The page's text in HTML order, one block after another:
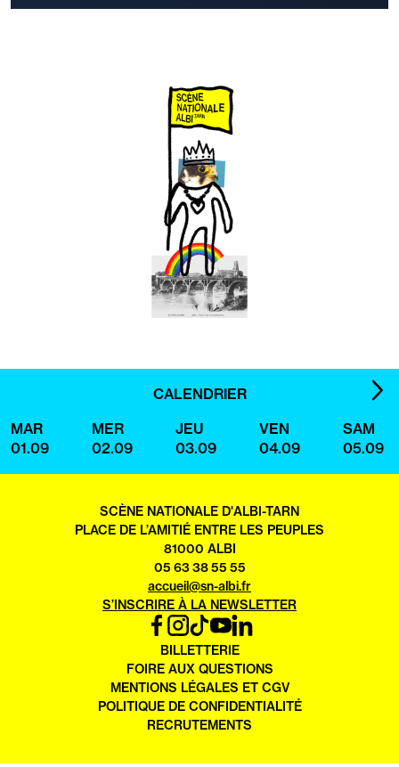
CALENDRIER
MAR
01.09
MER
02.09
JEU
03.09
VEN
04.09
SAM
05.09
SCÈNE NATIONALE D'ALBI-TARN
PLACE DE L’AMITIÉ ENTRE LES PEUPLES
81000 ALBI
05 63 38 55 55
accueil@sn-albi.fr
S’INSCRIRE À LA NEWSLETTER
FACEBOOK
INSTAGRAM
TIKTOKYOUTUBE
LINKEDIN
OUVRIR
DANS
UN
NOUVEL
ONGLET
BILLETTERIE
FOIRE AUX QUESTIONS
MENTIONS LÉGALES ET CGV
POLITIQUE DE CONFIDENTIALITÉ
RECRUTEMENTS